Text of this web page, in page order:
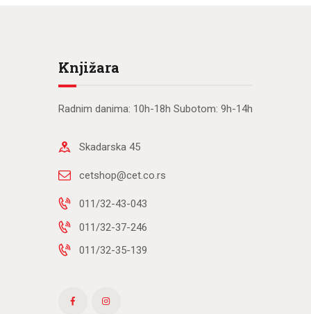
Knjižara
Radnim danima: 10h-18h Subotom: 9h-14h
Skadarska 45
cetshop@cet.co.rs
011/32-43-043
011/32-37-246
011/32-35-139